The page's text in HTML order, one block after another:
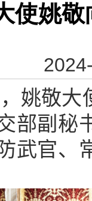
使姚
，姚敬
部副秘
武官、